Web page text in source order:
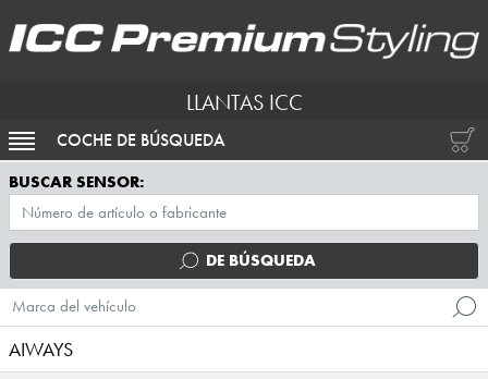
LLANTAS ICC
ACTIVAR NAVEGACIÓN
COCHE DE BÚSQUEDA
BUSCAR SENSOR:
DE BÚSQUEDA
Marca del vehículo
AIWAYS